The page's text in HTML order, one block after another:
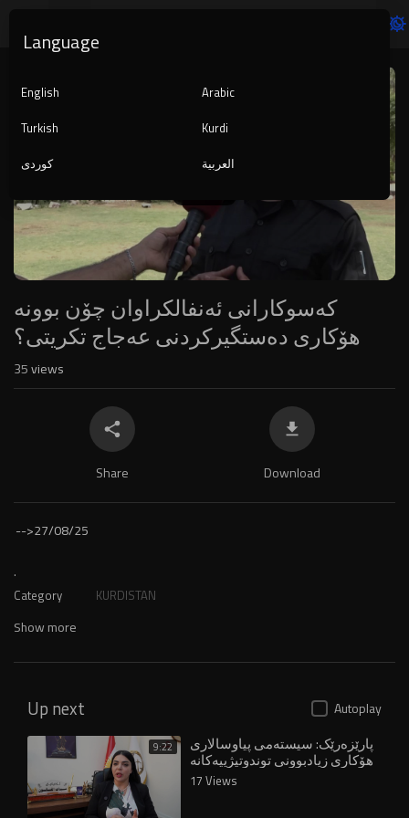
Player
کەسوکارانی ئەنفالکراوان چۆن بوونە
هۆکاری دەستگیرکردنی عەجاج تکریتی؟
35views
Share Download
-->27/08/25
.
Category KURDISTAN
Show more
Up next Autoplay
9:22 پارێزەرێک: سیستەمی پیاوسالاری
هۆکاری زیادبوونی توندوتیژییەکانە
بەرامبەر ژنان
17 Views
Language
English
Arabic
Turkish
Kurdi
کوردی
العربية